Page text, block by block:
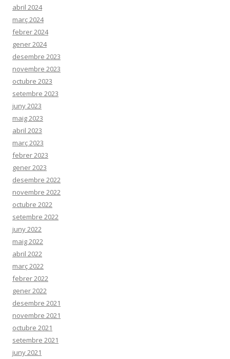
abril 2024
març 2024
febrer 2024
gener 2024
desembre 2023
novembre 2023
octubre 2023
setembre 2023
juny 2023
maig 2023
abril 2023
març 2023
febrer 2023
gener 2023
desembre 2022
novembre 2022
octubre 2022
setembre 2022
juny 2022
maig 2022
abril 2022
març 2022
febrer 2022
gener 2022
desembre 2021
novembre 2021
octubre 2021
setembre 2021
juny 2021